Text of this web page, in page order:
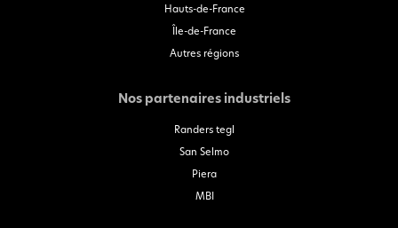
Hauts-de-France
Île-de-France
Autres régions
Nos partenaires industriels
Randers tegl
San Selmo
Piera
MBI